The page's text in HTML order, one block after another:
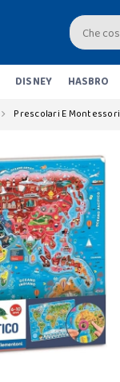
DISNEY HASBRO
Prescolari E Montessori